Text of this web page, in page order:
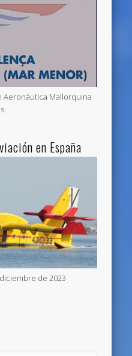
Aeronáutica Mallorquina
en España
de 2023